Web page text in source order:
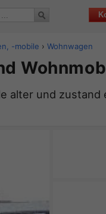
-mobile ›Wohnwagen
alter und zustand